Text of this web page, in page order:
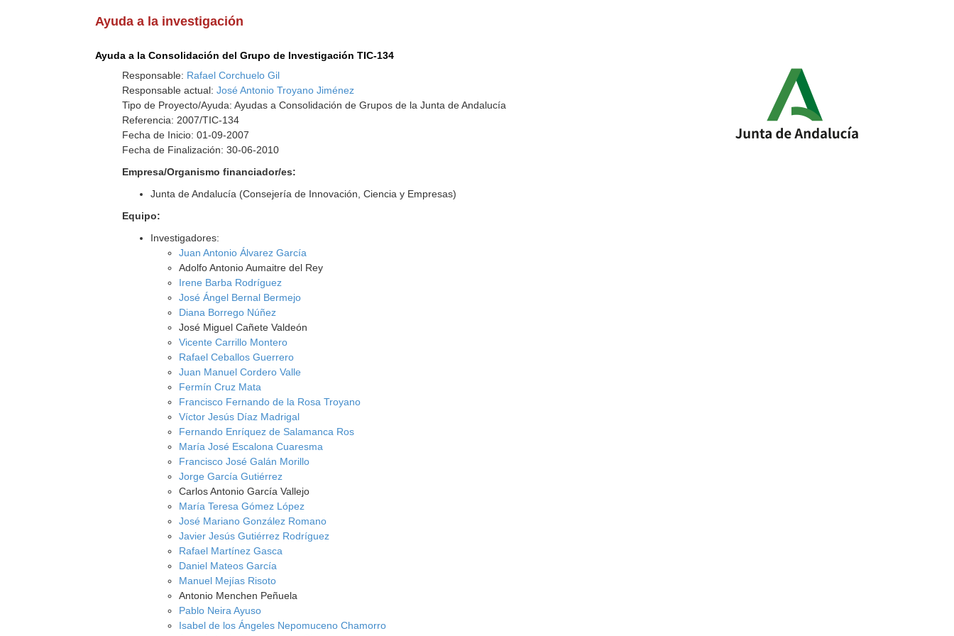
Ayuda a la investigación
Ayuda a la Consolidación del Grupo de Investigación TIC-134
Responsable: Rafael Corchuelo Gil
Responsable actual:José Antonio Troyano Jiménez
Tipo de Proyecto/Ayuda: Ayudas a Consolidación de Grupos de la Junta de Andalucía
Referencia: 2007/TIC-134
Fecha de Inicio: 01-09-2007
Fecha de Finalización: 30-06-2010
Empresa/Organismo financiador/es:
Junta de Andalucía (Consejería de Innovación, Ciencia y Empresas)
Equipo:
Investigadores:
Juan Antonio Álvarez García
Adolfo Antonio Aumaitre del Rey
Irene Barba Rodríguez
José Ángel Bernal Bermejo
Diana Borrego Núñez
José Miguel Cañete Valdeón
Vicente Carrillo Montero
Rafael Ceballos Guerrero
Juan Manuel Cordero Valle
Fermín Cruz Mata
Francisco Fernando de la Rosa Troyano
Víctor Jesús Díaz Madrigal
Fernando Enríquez de Salamanca Ros
María José Escalona Cuaresma
Francisco José Galán Morillo
Jorge García Gutiérrez
Carlos Antonio García Vallejo
María Teresa Gómez López
José Mariano González Romano
Javier Jesús Gutiérrez Rodríguez
Rafael Martínez Gasca
Daniel Mateos García
Manuel Mejías Risoto
Antonio Menchen Peñuela
Pablo Neira Ayuso
Isabel de los Ángeles Nepomuceno Chamorro